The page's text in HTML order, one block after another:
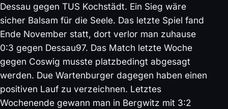
Dessau gegen TUS Kochstädt. Ein Sieg wäre
sicher Balsam für die Seele. Das letzte Spiel fand
Ende November statt, dort verlor man zuhause
0:3 gegen Dessau97. Das Match letzte Woche
gegen Coswig musste platzbedingt abgesagt
werden. Due Wartenburger dagegen haben einen
positiven Lauf zu verzeichnen. Letztes
Wochenende gewann man in Bergwitz mit 3:2